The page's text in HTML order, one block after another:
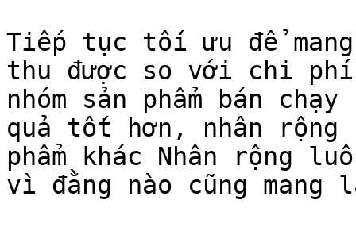
Tiếp tục tối ưu để
thu được so với chi
nhóm sản phẩm bán
quả tốt hơn, nhân rộng
phẩm khác Nhân rộng
vì đằng nào cũng